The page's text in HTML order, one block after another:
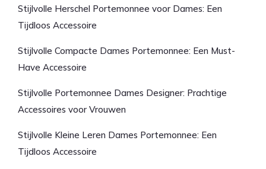
Stijlvolle Herschel Portemonnee voor Dames: Een
Tijdloos Accessoire
Stijlvolle Compacte Dames Portemonnee: Een Must-
Have Accessoire
Stijlvolle Portemonnee Dames Designer: Prachtige
Accessoires voor Vrouwen
Stijlvolle Kleine Leren Dames Portemonnee: Een
Tijdloos Accessoire